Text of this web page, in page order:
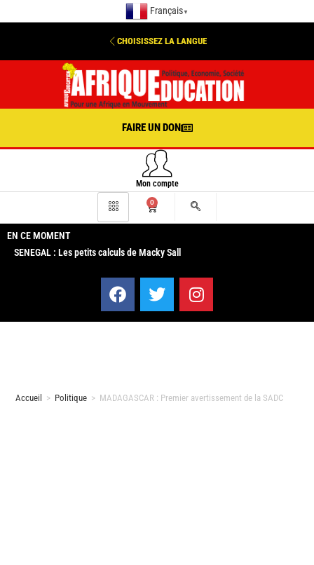
Français ▼
CHOISISSEZ LA LANGUE
FAIRE UN DON
Mon compte
0
EN CE MOMENT
SENEGAL : Les petits calculs de Macky Sall
Accueil > Politique > MADAGASCAR : Premier avertissement de la SADC